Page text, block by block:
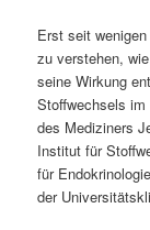
n
g
e
n
r
i
n
g
Erst seit
zu verstehen,
seine Wirkung
Stoffwechsels
des Mediziners
Institut für
für
der